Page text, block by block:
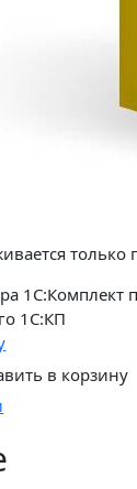
1С:Комплект
1С:КП
в корзину